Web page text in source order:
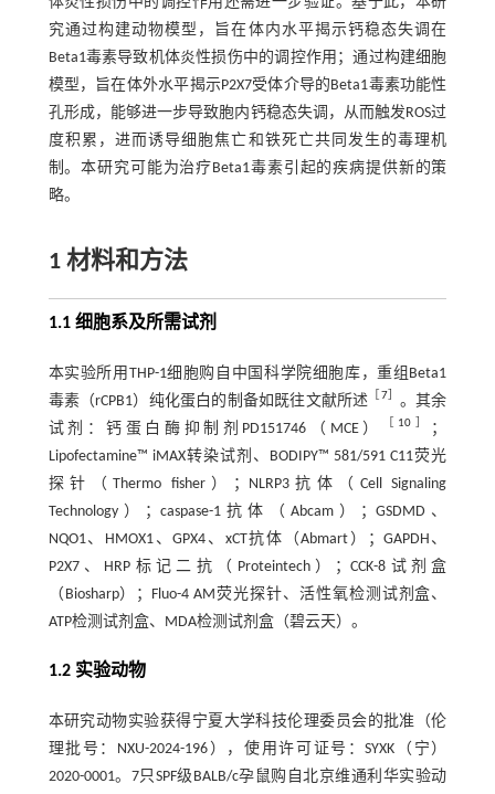
究通过构建动物模型，旨在体内水平揭示钙稳态失调在
Beta1毒素导致机体炎性损伤中的调控作用；通过构建细胞
模型，旨在体外水平揭示P2X7受体介导的Beta1毒素功能性
孔形成，能够进一步导致胞内钙稳态失调，从而触发ROS过
度积累，进而诱导细胞焦亡和铁死亡共同发生的毒理机
制。本研究可能为治疗Beta1毒素引起的疾病提供新的策
略。
1 材料和方法
1.1 细胞系及所需试剂
本实验所用THP-1细胞购自中国科学院细胞库，重组Beta1
毒素（rCPB1）纯化蛋白的制备如既往文献所述 ［7］ 。其余
试剂：钙蛋白酶抑制剂PD151746（MCE）
［ 10 ］
；
Lipofectamine™ iMAX转染试剂、BODIPY™ 581/591 C11荧光
探针（Thermo fisher）；NLRP3抗体（Cell Signaling
Technology）；caspase-1抗体（Abcam）；GSDMD、
NQO1、HMOX1、GPX4、xCT抗体（Abmart）；GAPDH、
P2X7、HRP标记二抗（Proteintech）；CCK-8试剂盒
（Biosharp）；Fluo-4 AM荧光探针、活性氧检测试剂盒、
ATP检测试剂盒、MDA检测试剂盒（碧云天）。
1.2 实验动物
本研究动物实验获得宁夏大学科技伦理委员会的批准（伦
理批号：NXU-2024-196），使用许可证号：SYXK（宁）
2020-0001。7只SPF级BALB/c孕鼠购自北京维通利华实验动